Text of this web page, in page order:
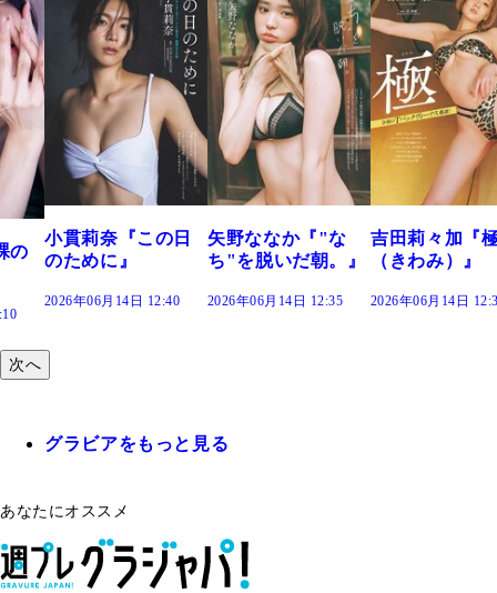
矢野ななか『"な
ち"を脱いだ朝。』
2026年06月14日 12:35
吉田莉々加『極
（きわみ）』
2026年06月14日 12:30
谷田ラナ『君
陽』
2026年06月14日
次へ
グラビアをもっと見る
あなたにオススメ